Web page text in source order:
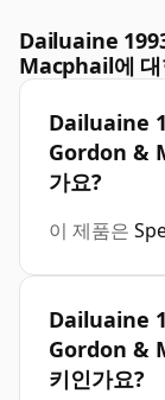
Dailuaine
Macphail에 대
Dailuaine
Gordon &
가요?
이 제품은
Dailuaine
Gordon &
키인가요?